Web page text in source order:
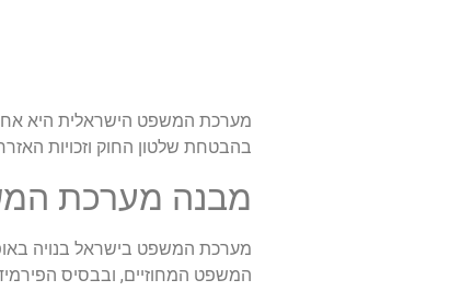
מערכת המשפט הישראלית היא אחת
בהבטחת שלטון החוק וזכויות
מבנה מערכת
מערכת המשפט בישראל בנויה
המשפט המחוזיים, ובבסיס